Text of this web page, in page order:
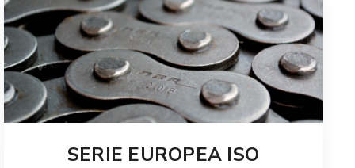
SERIE EUROPEA ISO